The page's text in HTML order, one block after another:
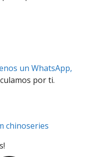
un WhatsApp,
por ti.
chinoseries